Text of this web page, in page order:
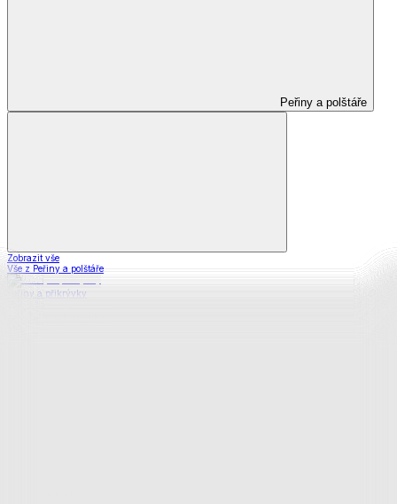
Peřiny a polštáře
Zobrazit vše
Vše z Peřiny a polštáře
Peřiny a přikrývky